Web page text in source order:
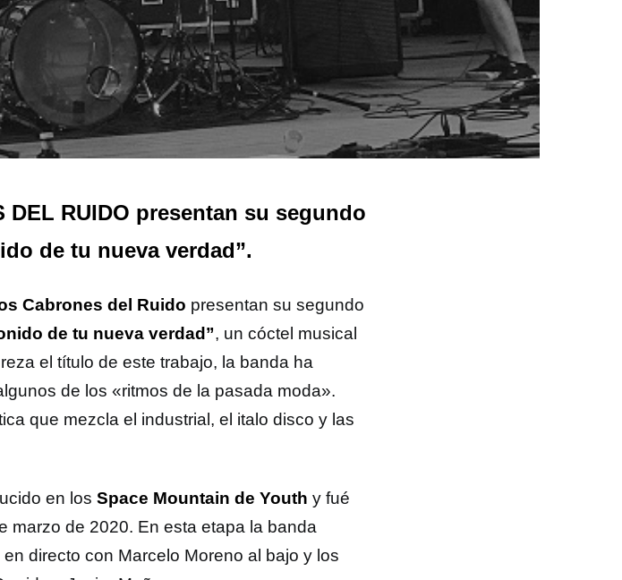
DEL RUIDO presentan su segundo
de tu nueva verdad”.
Cabrones del Ruido presentan su segundo
de tu nueva verdad”, un cóctel musical
el título de este trabajo, la banda ha
de los «ritmos de la pasada moda».
que mezcla el industrial, el italo disco y las
en los Space Mountain de Youth y fué
marzo de 2020. En esta etapa la banda
directo con Marcelo Moreno al bajo y los